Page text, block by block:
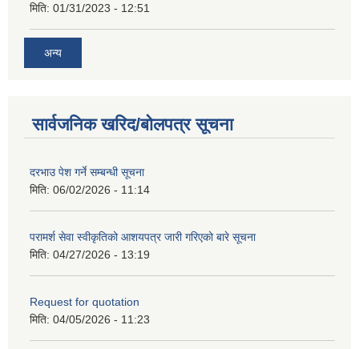
मिति: 01/31/2023 - 12:51
अन्य
सार्वजनिक खरिद/बोलपत्र सूचना
दरभाउ पेश गर्ने सम्बन्धी सूचना
मिति: 06/02/2026 - 11:14
परामर्श सेवा स्वीकृतिको आशयपत्र जारी गरिएको बारे सूचना
मिति: 04/27/2026 - 13:19
Request for quotation
मिति: 04/05/2026 - 11:23